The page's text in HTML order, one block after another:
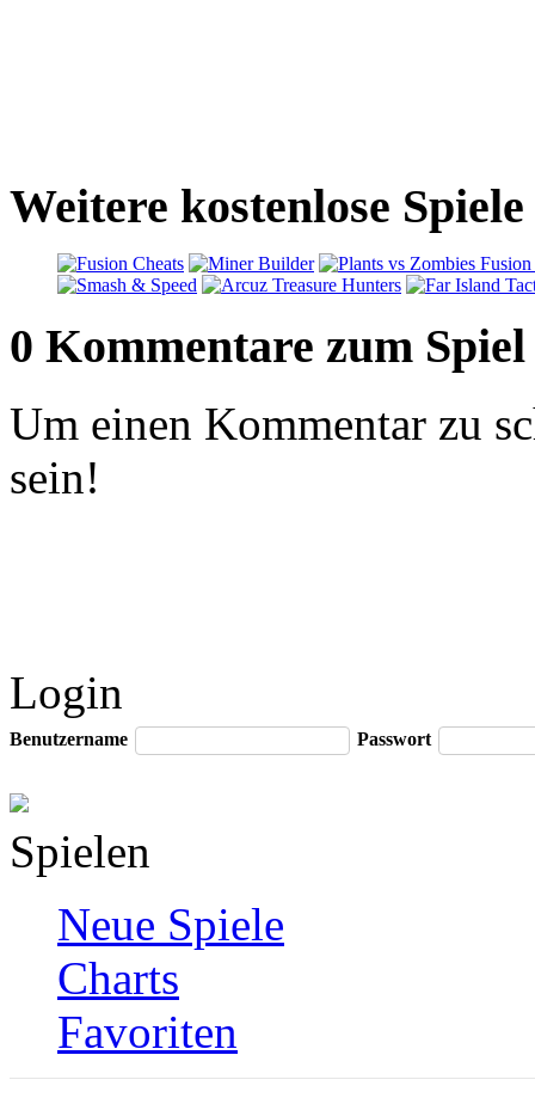
Weitere kostenlose
0 Kommentare zum Spiel
Um einen Kommentar zu
sein!
Login
Benutzername Passwort
Spielen
Neue Spiele
Charts
Favoriten